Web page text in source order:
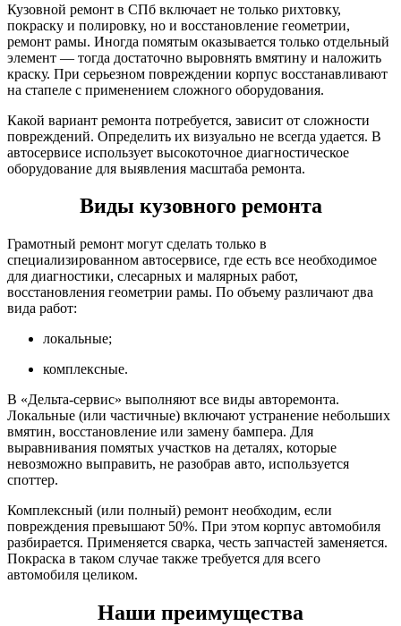
Кузовной ремонт в СПб включает не только рихтовку,
покраску и полировку, но и восстановление геометрии,
ремонт рамы. Иногда помятым оказывается только отдельный
элемент — тогда достаточно выровнять вмятину и наложить
краску. При серьезном повреждении корпус восстанавливают
на стапеле с применением сложного оборудования.
Какой вариант ремонта потребуется, зависит от сложности
повреждений. Определить их визуально не всегда удается. В
автосервисе использует высокоточное диагностическое
оборудование для выявления масштаба ремонта.
Виды кузовного ремонта
Грамотный ремонт могут сделать только в
специализированном автосервисе, где есть все необходимое
для диагностики, слесарных и малярных работ,
восстановления геометрии рамы. По объему различают два
вида работ:
локальные;
комплексные.
В «Дельта-сервис» выполняют все виды авторемонта.
Локальные (или частичные) включают устранение небольших
вмятин, восстановление или замену бампера. Для
выравнивания помятых участков на деталях, которые
невозможно выправить, не разобрав авто, используется
споттер.
Комплексный (или полный) ремонт необходим, если
повреждения превышают 50%. При этом корпус автомобиля
разбирается. Применяется сварка, честь запчастей заменяется.
Покраска в таком случае также требуется для всего
автомобиля целиком.
Наши преимущества